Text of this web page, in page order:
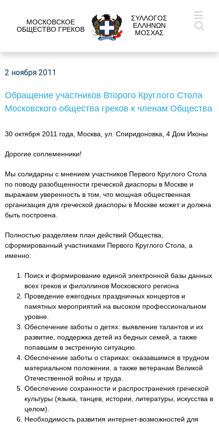
МОСКОВСКОЕ
ОБЩЕСТВО ГРЕКОВ
ΣΥΛΛΟΓΟΣ
ΕΛΛΗΝΩΝ
ΜΟΣΧΑΣ
2 ноября 2011
Обращение участников Второго Круглого Стола
Московского общества греков к членам Общества
30 октября 2011 года, Москва, ул. Спиридоновка, 4 Дом Иконы
Дорогие соплеменники!
Мы солидарны с мнением участников Первого Круглого Стола
по поводу разобщенности греческой диаспоры в Москве и
выражаем уверенность в том, что мощная общественная
организация для греческой диаспоры в Москве может и должна
быть построена.
Полностью разделяем план действий Общества,
сформированный участниками Первого Круглого Стола, а
именно:
Поиск и формирование единой электронной базы данных
всех греков и филэллинов Московского региона
Проведение ежегодных праздничных концертов и
памятных мероприятий на высоком профессиональном
уровне.
Обеспечение заботы о детях: выявление талантов и их
развитие, поддержка детей из бедных семей, а также
попавшим в экстренную ситуацию.
Обеспечение заботы о стариках: оказавшимся в трудном
материальном положении, а также ветеранам Великой
Отечественной войны и труда.
Обеспечение сохранности и распространения греческой
культуры (языка, танцев, истории, литературы, искусства в
целом).
Необходимость развития интернет-возможностей для